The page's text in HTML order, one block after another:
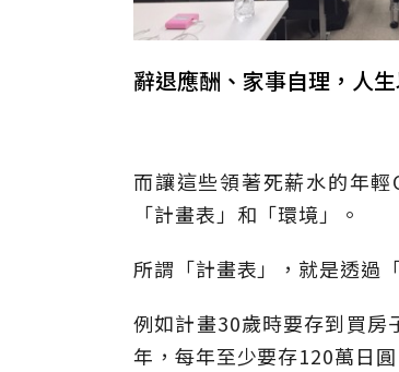
辭退應酬、家事自理，人
而讓這些領著死薪水的年
「計畫表」和「環境」。
所謂「計畫表」，就是透過
例如計畫30歲時要存到買房
年，每年至少要存120萬日